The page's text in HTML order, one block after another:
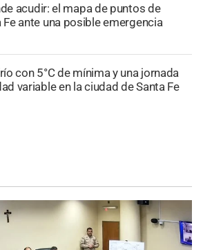
acudir: el mapa de puntos de
ante una posible emergencia
con 5°C de mínima y una jornada
variable en la ciudad de Santa Fe